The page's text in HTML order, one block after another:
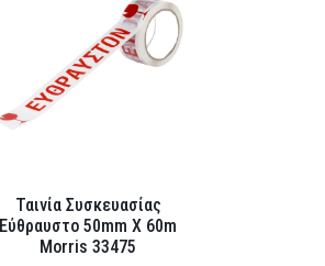
Ταινία Συσκευασίας
Εύθραυστο 50mm X 60m
Morris 33475